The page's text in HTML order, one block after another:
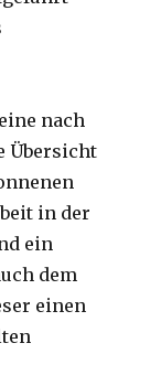
nach
Übersicht
in der
ein
dem
einen